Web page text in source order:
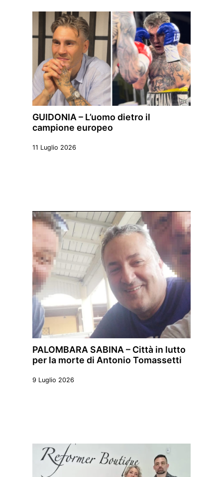
GUIDONIA – L’uomo dietro il
campione europeo
11 Luglio 2026
PALOMBARA SABINA – Città in lutto
per la morte di Antonio Tomassetti
9 Luglio 2026